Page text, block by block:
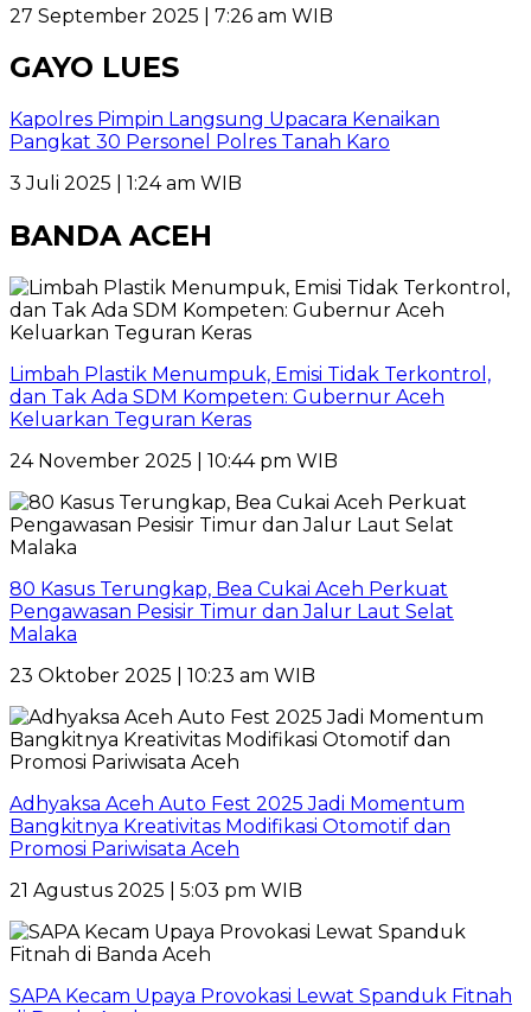
27 September 2025 | 7:26 am WIB
GAYO LUES
Kapolres Pimpin Langsung Upacara Kenaikan
Pangkat 30 Personel Polres Tanah Karo
3 Juli 2025 | 1:24 am WIB
BANDA ACEH
Limbah Plastik Menumpuk, Emisi Tidak Terkontrol,
dan Tak Ada SDM Kompeten: Gubernur Aceh
Keluarkan Teguran Keras
24 November 2025 | 10:44 pm WIB
80 Kasus Terungkap, Bea Cukai Aceh Perkuat
Pengawasan Pesisir Timur dan Jalur Laut Selat
Malaka
23 Oktober 2025 | 10:23 am WIB
Adhyaksa Aceh Auto Fest 2025 Jadi Momentum
Bangkitnya Kreativitas Modifikasi Otomotif dan
Promosi Pariwisata Aceh
21 Agustus 2025 | 5:03 pm WIB
SAPA Kecam Upaya Provokasi Lewat Spanduk Fitnah